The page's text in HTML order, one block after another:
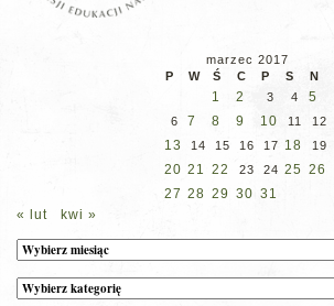
marzec 2017
P
W Ś C P S N
1 2 3 4 5
6 7 8 9 10 11 12
13 14 15 16 17 18 19
20 21 22 23 24 25 26
27 28 29 30 31
« lut
kwi »
Archiwum
Kategorie
wpisów